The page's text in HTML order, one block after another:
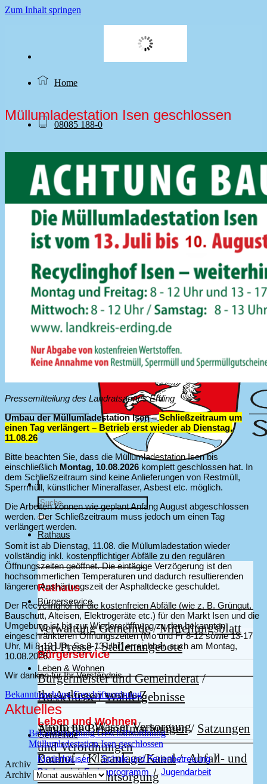
Zum Inhalt springen
°C
Home
08085 188-0
Kontakt & Anfahrt
08085 188-0
Rathaus
Rathaus
Verwaltung Gemeinde/Mitteilungsblatt
und Presse/Stellenangebote
Bürgermeister und Gemeinderat/
Ausschüsse/Wahlergebnisse
Amtliche Bekanntmachungen/ Satzungen
und Verordnungen
Bürgerservice
Bürgerservice
Ihr Anliegen von A-Z
Strom und Wasser Versorgung
Bauhof/Kläranlage/Kanal/Abfall- und
Wertstoffe / Entsorgung
Leben & Wohnen
Leben und Wohnen
Kinderhäuser/Schule und Ferienbetreuung/
Bücherei/Ferienprogramm / Jugendarbeit
Gemeinde
Müllumladestation Isen geschlossen
Pressemitteilung des Landratsamtes Erding
Umbau der Müllumladestation Isen –Schließzeitraum um
einen Tag verlängert – Betrieb erst wieder ab Dienstag,
11.08.26
Bitte beachten Sie, dass die Müllumladestation Isen bis
einschließlich Montag, 10.08.2026 komplett geschlossen hat. In
dem Schließzeitraum sind keine Anlieferungen von Restmüll,
Sperrmüll, künstlicher Mineralfaser, Asbest etc. möglich.
Die Arbeiten können wie geplant Anfang August abgeschlossen
werden. Der Schließzeitraum muss jedoch um einen Tag
verlängert werden.
Somit ist ab Dienstag, 11.08. die Müllumladestation wieder
vollständig inkl. kostenpflichtiger Abfälle zu den regulären
Öffnungszeiten geöffnet. Die eintägige Verzögerung ist den
hochsommerlichen Temperaturen und dadurch resultierenden
längeren Aushärtungszeit der Asphaltdecke geschuldet.
Der Recyclinghof für die kostenfreien Abfälle (wie z. B. Grüngut,
Bauschutt, Alteisen, Elektrogeräte etc.) für den Markt Isen und die
Umgebung ist bis zur Wiedereröffnung zu den bekannten
eingeschränkteren Öffnungszeiten (Mo und Fr 8-12 sowie 13-17
Uhr, Mi 8-12 Uhr, Sa 8-13 Uhr) erreichbar, auch am Montag,
10.08.2026.
Wir danken für Ihr Verständnis.
Bekanntmachung Geschäftsordnung
Aktuelles
Bekanntmachung Geschäftsordnung
Müllumladestation Isen geschlossen
Archiv
Archiv